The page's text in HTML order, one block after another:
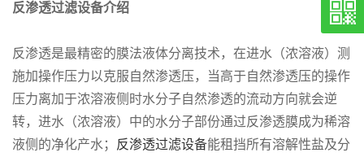
反渗透过滤设备介绍
反渗透是最精密的膜法液体分离技术，在进水（浓溶液）测
施加操作压力以克服自然渗透压，当高于自然渗透压的操作
压力离加于浓溶液侧时水分子自然渗透的流动方向就会逆
转，进水（浓溶液）中的水分子部份通过反渗透膜成为稀溶
液侧的净化产水；
反渗透过滤设备能租挡所有溶解性盐及分